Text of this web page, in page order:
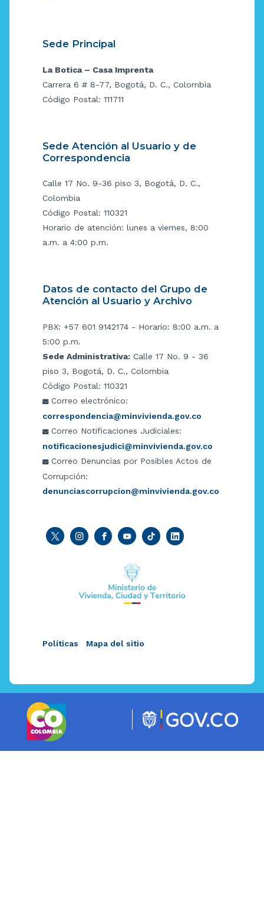
Sede Principal
La Botica – Casa Imprenta
Carrera 6 # 8-77, Bogotá, D. C., Colombia
Código Postal: 111711
Sede Atención al Usuario y de
Correspondencia
Calle 17 No. 9-36 piso 3, Bogotá, D. C.,
Colombia
Código Postal: 110321
Horario de atención: lunes a viernes, 8:00
a.m. a 4:00 p.m.
Datos de contacto del Grupo de
Atención al Usuario y Archivo
PBX: +57 601 9142174 - Horario: 8:00 a.m. a
5:00 p.m.
Sede Administrativa: Calle 17 No. 9 - 36
piso 3, Bogotá, D. C., Colombia
Código Postal: 110321
Correo electrónico:
correspondencia@minvivienda.gov.co
Correo Notificaciones Judiciales:
notificacionesjudici@minvivienda.gov.co
Correo Denuncias por Posibles Actos de
Corrupción:
denunciascorrupcion@minvivienda.gov.co
Políticas Mapa del sitio